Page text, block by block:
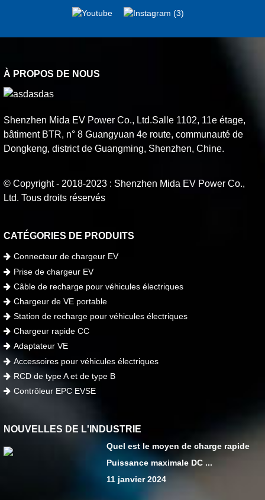
À PROPOS DE NOUS
Shenzhen Mida EV Power Co., Ltd.Salle 1102, 11e étage,
bâtiment BTR, n° 8 Guangyuan 4e route, communauté de
Dongkeng, district de Guangming, Shenzhen, Chine.
© Copyright - 2018-2023 : Shenzhen Mida EV Power Co.,
Ltd. Tous droits réservés
CATÉGORIES DE PRODUITS
Connecteur de chargeur EV
Prise de chargeur EV
Câble de recharge pour véhicules électriques
Chargeur de VE portable
Station de recharge pour véhicules électriques
Chargeur rapide CC
Adaptateur VE
Accessoires pour véhicules électriques
RCD de type A et de type B
Contrôleur EPC EVSE
NOUVELLES DE L'INDUSTRIE
Quel est le moyen de charge rapide
Puissance maximale DC ...
11 janvier 2024